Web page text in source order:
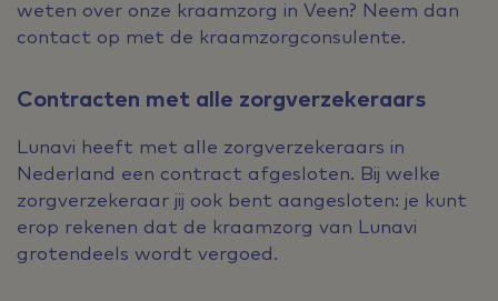
weten over onze kraamzorg in Veen? Neem dan
contact op met de kraamzorgconsulente.
Contracten met alle zorgverzekeraars
Lunavi heeft met alle zorgverzekeraars in
Nederland een contract afgesloten. Bij welke
zorgverzekeraar jij ook bent aangesloten: je kunt
erop rekenen dat de kraamzorg van Lunavi
grotendeels wordt vergoed.